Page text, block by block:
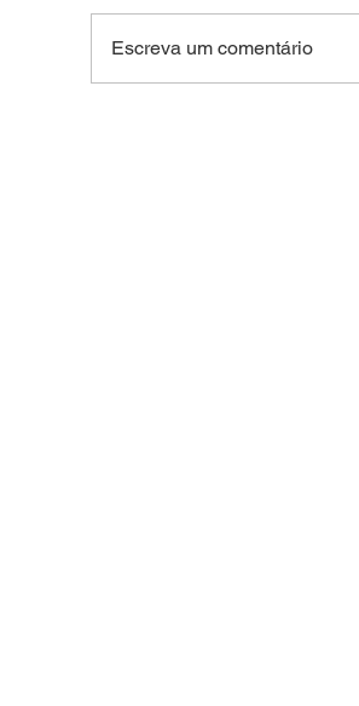
Escreva um comentário